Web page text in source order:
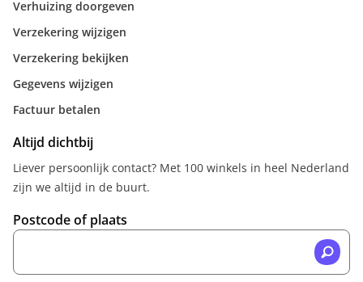
Verhuizing doorgeven
Verzekering wijzigen
Verzekering bekijken
Gegevens wijzigen
Factuur betalen
Altijd dichtbij
Liever persoonlijk contact? Met 100 winkels in heel Nederland
zijn we altijd in de buurt.
Postcode of plaats